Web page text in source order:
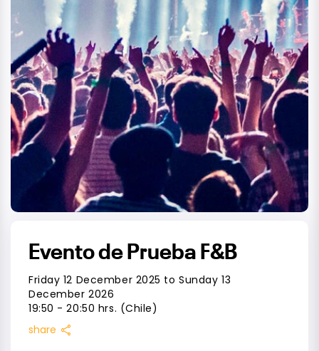
Evento de Prueba F&B
Friday 12 December 2025 to Sunday 13
December 2026
19:50 - 20:50 hrs. (Chile)
share share